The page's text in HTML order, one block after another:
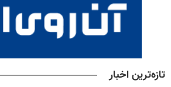
تازه‌ترین اخبار